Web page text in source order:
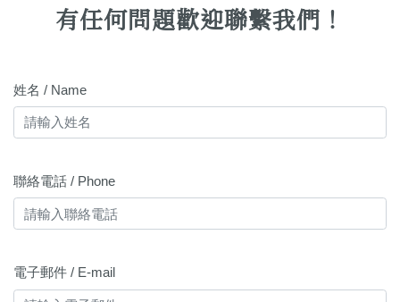
有任何問題歡迎聯繫我們！
姓名 / Name
聯絡電話 / Phone
電子郵件 / E-mail